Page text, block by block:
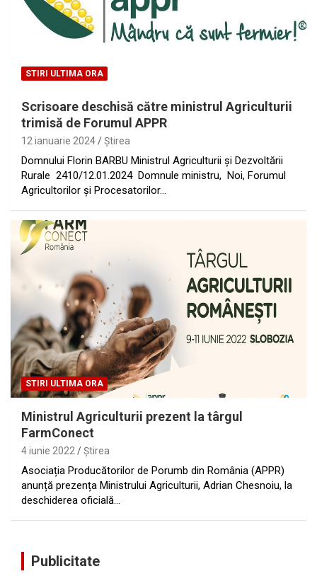
STIRI ULTIMA ORA
Scrisoare deschisă către ministrul Agriculturii
trimisă de Forumul APPR
12 ianuarie 2024 Ştirea
Domnului Florin BARBU Ministrul Agriculturii și Dezvoltării
Rurale 2410/12.01.2024 Domnule ministru, Noi, Forumul
Agricultorilor și Procesatorilor…
STIRI ULTIMA ORA
Ministrul Agriculturii prezent la târgul
FarmConect
4 iunie 2022 Ştirea
Asociația Producătorilor de Porumb din România (APPR)
anunță prezența Ministrului Agriculturii, Adrian Chesnoiu, la
deschiderea oficială…
Publicitate